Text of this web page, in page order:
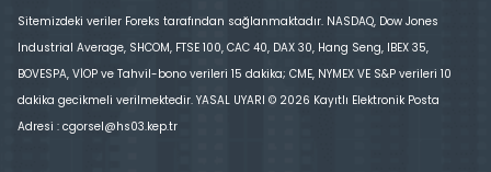
Sitemizdeki veriler Foreks tarafından sağlanmaktadır. NASDAQ, Dow Jones
Industrial Average, SHCOM, FTSE 100, CAC 40, DAX 30, Hang Seng, IBEX 35,
BOVESPA, VİOP ve Tahvil-bono verileri 15 dakika; CME, NYMEX VE S&P verileri 10
dakika gecikmeli verilmektedir. YASAL UYARI © 2026 Kayıtlı Elektronik Posta
Adresi : cgorsel@hs03.kep.tr